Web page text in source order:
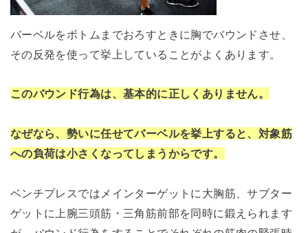
バーベルをボトムまでおろすときに胸でバウンドさせ、
その反発を使って挙上していることがよくあります。
このバウンド行為は、基本的に正しくありません。
なぜなら、勢いに任せてバーベルを挙上すると、対象筋
への負荷は小さくなってしまうからです。
ベンチプレスではメインターゲットに大胸筋、サブター
ゲットに上腕三頭筋・三角筋前部を同時に鍛えられます